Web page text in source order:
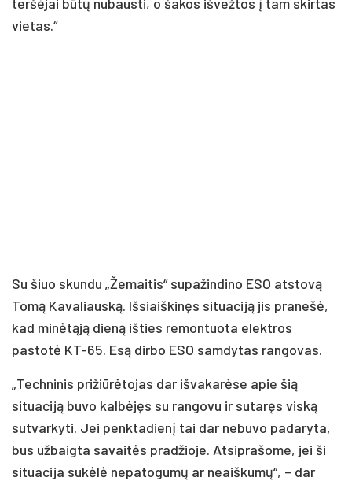
vietas.“
Su šiuo skundu „Žemaitis“ supažindino ESO atstovą
Tomą Kavaliauską. Išsiaiškinęs situaciją jis pranešė,
kad minėtąją dieną išties remontuota elektros
pastotė KT-65. Esą dirbo ESO samdytas rangovas.
„Techninis prižiūrėtojas dar išvakarėse apie šią
situaciją buvo kalbėjęs su rangovu ir sutaręs viską
sutvarkyti. Jei penktadienį tai dar nebuvo padaryta,
bus užbaigta savaitės pradžioje. Atsiprašome, jei ši
situacija sukėlė nepatogumų ar neaiškumų“, – dar